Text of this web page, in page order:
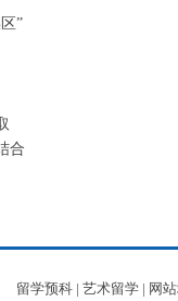
”
合
留学预科| 艺术留学| 网